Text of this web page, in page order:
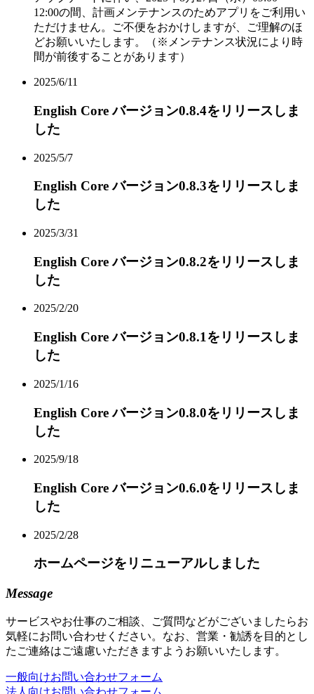
12:00の間、計画メンテナンスのためアプリをご利用い
ただけません。ご不便をおかけしますが、ご理解のほ
どお願いいたします。（※メンテナンス状況により時
間が前後することがあります）
2025/6/11
English Core バージョン0.8.4をリリースしま
した
2025/5/7
English Core バージョン0.8.3をリリースしま
した
2025/3/31
English Core バージョン0.8.2をリリースしま
した
2025/2/20
English Core バージョン0.8.1をリリースしま
した
2025/1/16
English Core バージョン0.8.0をリリースしま
した
2025/9/18
English Core バージョン0.6.0をリリースしま
した
2025/2/28
ホームページをリニューアルしました
Message
サービスやお仕事のご相談、ご質問などがございましたらお
気軽にお問い合わせください。なお、営業・勧誘を目的とし
たご連絡はご遠慮いただきますようお願いいたします。
一般向けお問い合わせフォーム
法人向けお問い合わせフォーム